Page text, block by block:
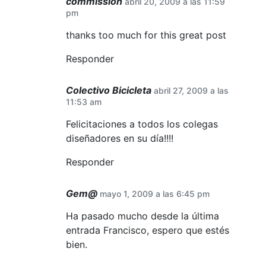
pm
thanks too much for this great post
Responder
Colectivo Bicicleta abril 27, 2009 a las
11:53 am
Felicitaciones a todos los colegas
diseñadores en su día!!!!
Responder
Gem@ mayo 1, 2009 a las 6:45 pm
Ha pasado mucho desde la última
entrada Francisco, espero que estés
bien.